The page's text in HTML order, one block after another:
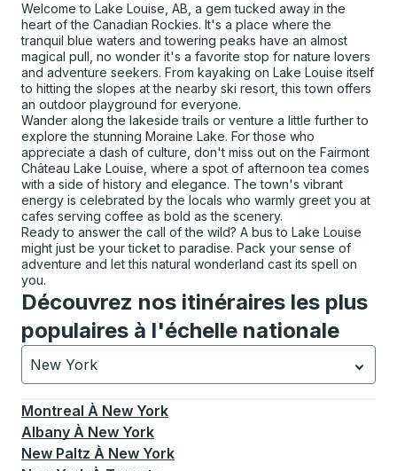
Welcome to Lake Louise, AB, a gem tucked away in the
heart of the Canadian Rockies. It's a place where the
tranquil blue waters and towering peaks have an almost
magical pull, no wonder it's a favorite stop for nature lovers
and adventure seekers. From kayaking on Lake Louise itself
to hitting the slopes at the nearby ski resort, this town offers
an outdoor playground for everyone.
Wander along the lakeside trails or venture a little further to
explore the stunning Moraine Lake. For those who
appreciate a dash of culture, don't miss out on the Fairmont
Château Lake Louise, where a spot of afternoon tea comes
with a side of history and elegance. The town's vibrant
energy is celebrated by the locals who warmly greet you at
cafes serving coffee as bold as the scenery.
Ready to answer the call of the wild? A bus to Lake Louise
might just be your ticket to paradise. Pack your sense of
adventure and let this natural wonderland cast its spell on
you.
Découvrez nos itinéraires les plus
populaires à l'échelle nationale
New York
Actuellement sélectionné: New York.La sélection est
Montreal À New York
Albany À New York
New Paltz À New York